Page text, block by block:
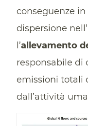
conseguenze
dispersione
l’allevamento
responsabile di
emissioni totali
dall’attività